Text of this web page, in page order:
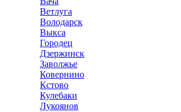
Ветлуга
Володарск
Выкса
Городец
Дзержинск
Заволжье
Ковернино
Кстово
Кулебаки
Лукоянов